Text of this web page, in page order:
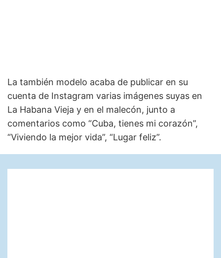
La también modelo acaba de publicar en su
cuenta de Instagram varias imágenes suyas en
La Habana Vieja y en el malecón, junto a
comentarios como “Cuba, tienes mi corazón”,
“Viviendo la mejor vida”, “Lugar feliz”.